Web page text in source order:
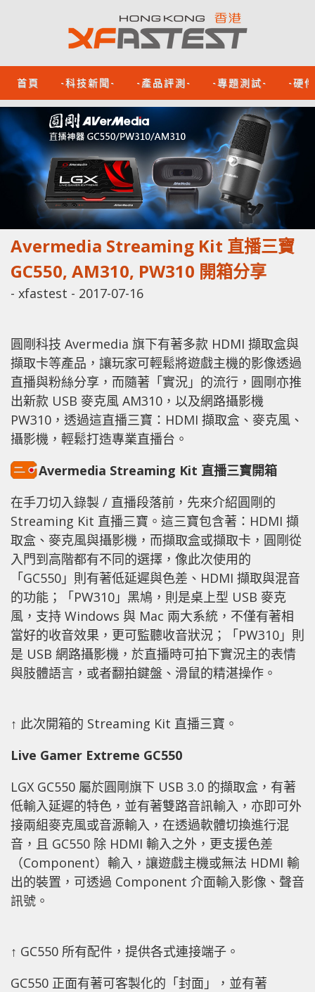
首頁 -科技新聞- -產品評測- -專題測試- -硬
Avermedia Streaming Kit 直播三寶
GC550, AM310, PW310 開箱分享
- xfastest - 2017-07-16
圓剛科技 Avermedia 旗下有著多款 HDMI 擷取盒與
擷取卡等產品，讓玩家可輕鬆將遊戲主機的影像透過
直播與粉絲分享，而隨著「實況」的流行，圓剛亦推
出新款 USB 麥克風 AM310，以及網路攝影機
PW310，透過這直播三寶：HDMI 擷取盒、麥克風、
攝影機，輕鬆打造專業直播台。
Avermedia Streaming Kit 直播三寶開箱
在手刀切入錄製 / 直播段落前，先來介紹圓剛的
Streaming Kit 直播三寶。這三寶包含著：HDMI 擷
取盒、麥克風與攝影機，而擷取盒或擷取卡，圓剛從
入門到高階都有不同的選擇，像此次使用的
「GC550」則有著低延遲與色差、HDMI 擷取與混音
的功能；「PW310」黑鳩，則是桌上型 USB 麥克
風，支持 Windows 與 Mac 兩大系統，不僅有著相
當好的收音效果，更可監聽收音狀況；「PW310」則
是 USB 網路攝影機，於直播時可拍下實況主的表情
與肢體語言，或者翻拍鍵盤、滑鼠的精湛操作。
↑ 此次開箱的 Streaming Kit 直播三寶。
Live Gamer Extreme GC550
LGX GC550 屬於圓剛旗下 USB 3.0 的擷取盒，有著
低輸入延遲的特色，並有著雙路音訊輸入，亦即可外
接兩組麥克風或音源輸入，在透過軟體切換進行混
音，且 GC550 除 HDMI 輸入之外，更支援色差
（Component）輸入，讓遊戲主機或無法 HDMI 輸
出的裝置，可透過 Component 介面輸入影像、聲音
訊號。
↑ GC550 所有配件，提供各式連接端子。
GC550 正面有著可客製化的「封面」，並有著